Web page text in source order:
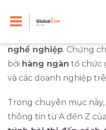
mục đích đánh giá
nghề nghiệp. Chứng
bởi hàng ngàn tổ chức
và các doanh nghiệp
Trong chuyên mục
thông tin từ A đến Z